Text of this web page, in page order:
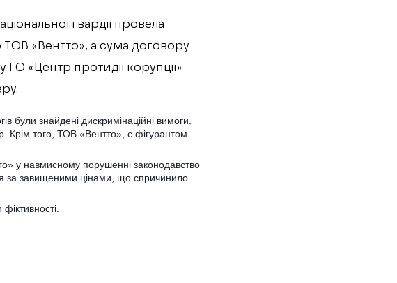
гвардії провела
«Вентто», а сума договору
«Центр протидії корупції»
були знайдені дискримінаційні вимоги.
Крім того, ТОВ «Вентто», є фігурантом
у навмисному порушенні законодавство
за завищеними цінами, що спричинило